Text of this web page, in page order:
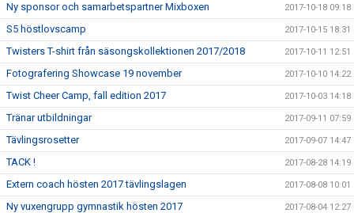
Ny sponsor och samarbetspartner Mixboxen 2017-10-18 09:18
S5 höstlovscamp 2017-10-15 18:31
Twisters T-shirt från säsongskollektionen 2017/2018 2017-10-11 12:51
Fotografering Showcase 19 november 2017-10-10 14:22
Twist Cheer Camp, fall edition 2017 2017-10-03 14:18
Tränar utbildningar 2017-09-11 07:59
Tävlingsrosetter 2017-09-07 14:47
TACK ! 2017-08-28 14:19
Extern coach hösten 2017 tävlingslagen 2017-08-08 10:01
Ny vuxengrupp gymnastik hösten 2017 2017-08-04 12:27